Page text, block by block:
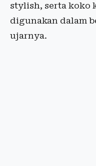
stylish, serta koko
digunakan dalam
ujarnya.